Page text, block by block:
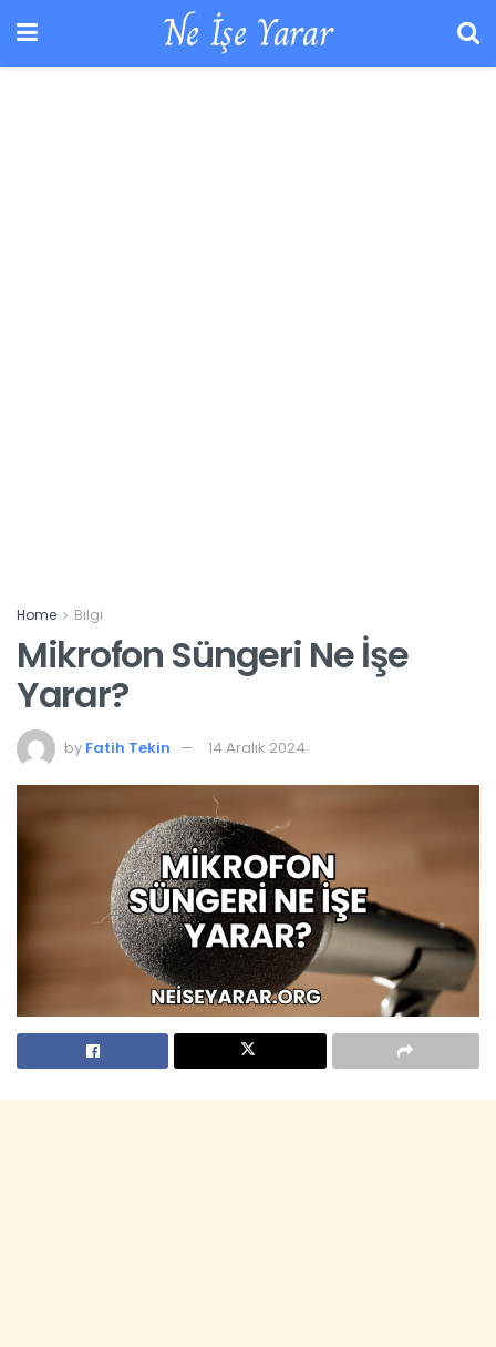
Ne İşe Yarar
Home Bilgi
Mikrofon Süngeri Ne İşe
Yarar?
by Fatih Tekin 14 Aralık 2024